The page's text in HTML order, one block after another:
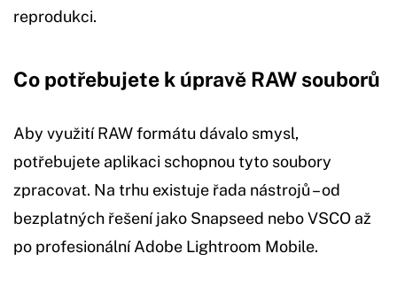
reprodukci.
Co potřebujete k úpravě RAW souborů
Aby využití RAW formátu dávalo smysl,
potřebujete aplikaci schopnou tyto soubory
zpracovat. Na trhu existuje řada nástrojů – od
bezplatných řešení jako Snapseed nebo VSCO až
po profesionální Adobe Lightroom Mobile.